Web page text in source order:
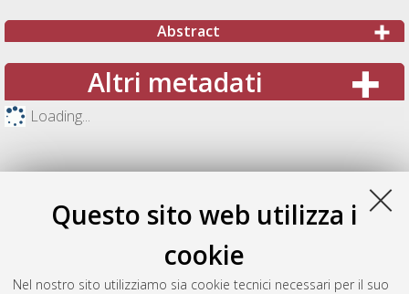
Questo sito web utilizza i
cookie
Nel nostro sito utilizziamo sia cookie tecnici necessari per il suo
Abstract
Altri metadati
Loading...